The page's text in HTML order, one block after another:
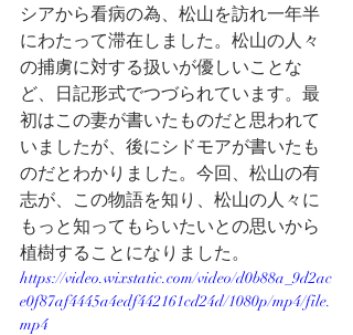
シアから看病の為、松山を訪れ一年半
にわたって滞在しました。松山の人々
の捕虜に対する扱いが優しいことな
ど、日記形式でつづられています。最
初はこの妻が書いたものだと思われて
いましたが、後にシドモアが書いたも
のだとわかりました。今回、松山の有
志が、この物語を知り、松山の人々に
もっと知ってもらいたいとの思いから
植樹することになりました。
https://video.wixstatic.com/video/d0b88a_9d2ac
e0f87af4445a4edf442161cd24d/1080p/mp4/file.
mp4